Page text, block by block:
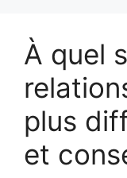
À quel
plus
et